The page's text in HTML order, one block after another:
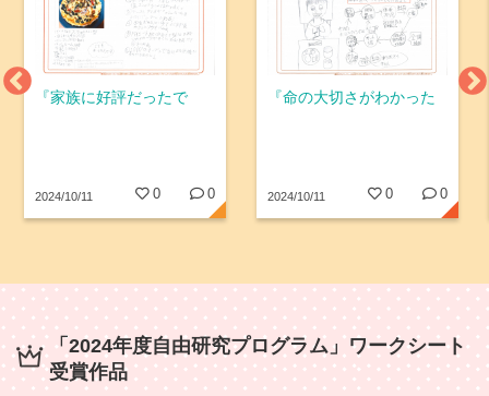
『家族に好評だったで
2024/10/11 0 0
『命の大切さがわかった
2024/10/11 0 0
「2024年度自由研究プログラム」ワークシート
受賞作品